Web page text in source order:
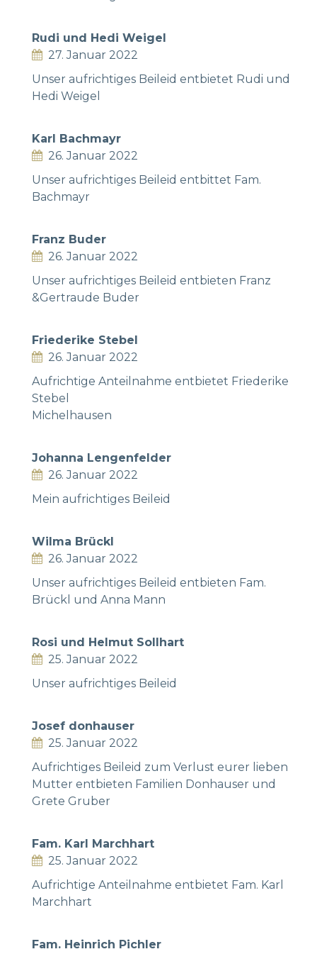
Rudi und Hedi Weigel
27. Januar 2022
Unser aufrichtiges Beileid entbietet Rudi und
Hedi Weigel
Karl Bachmayr
26. Januar 2022
Unser aufrichtiges Beileid entbittet Fam.
Bachmayr
Franz Buder
26. Januar 2022
Unser aufrichtiges Beileid entbieten Franz
&Gertraude Buder
Friederike Stebel
26. Januar 2022
Aufrichtige Anteilnahme entbietet Friederike
Stebel
Michelhausen
Johanna Lengenfelder
26. Januar 2022
Mein aufrichtiges Beileid
Wilma Brückl
26. Januar 2022
Unser aufrichtiges Beileid entbieten Fam.
Brückl und Anna Mann
Rosi und Helmut Sollhart
25. Januar 2022
Unser aufrichtiges Beileid
Josef donhauser
25. Januar 2022
Aufrichtiges Beileid zum Verlust eurer lieben
Mutter entbieten Familien Donhauser und
Grete Gruber
Fam. Karl Marchhart
25. Januar 2022
Aufrichtige Anteilnahme entbietet Fam. Karl
Marchhart
Fam. Heinrich Pichler